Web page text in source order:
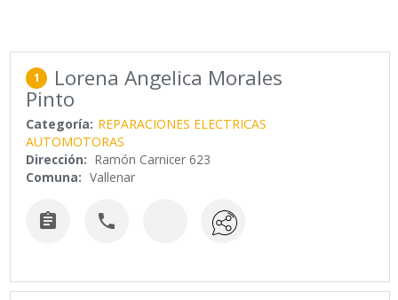
1 Lorena Angelica Morales
Pinto
Categoría: REPARACIONES ELECTRICAS
AUTOMOTORAS
Dirección: Ramón Carnicer 623
Comuna: Vallenar
 